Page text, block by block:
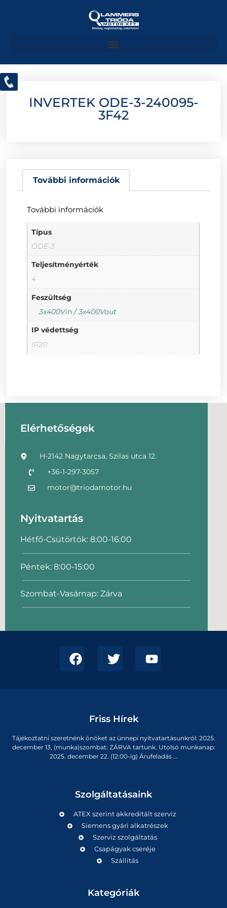
INVERTEK ODE-3-240095-
3F42
További információk
További információk
Típus
ODE-3
Teljesítményérték
4
Feszültség
3x400Vin / 3x400Vout
IP védettség
IP20
Elérhetőségek
H-2142 Nagytarcsa, Szilas utca 12.
+36-1-297-3057
motor@triodamotor.hu
Nyitvatartás
Hétfő-Csütörtök: 8:00-16:00
Péntek: 8:00-15:00
Szombat-Vasárnap: Zárva
Friss Hírek
Tájékoztatni szeretnénk önöket az ünnepi nyitvatartásunkról: 2025.
december 13, (munka)szombat: ZÁRVA tartunk. Utolsó munkanap:
2025. december 22. (12:00-ig) Árufeladás ...
Szolgáltatásaink
ATEX szerint akkreditált szerviz
Siemens gyári alkatrészek
Szerviz szolgáltatás
Csapágyak cseréje
Szállítás
Kategóriák